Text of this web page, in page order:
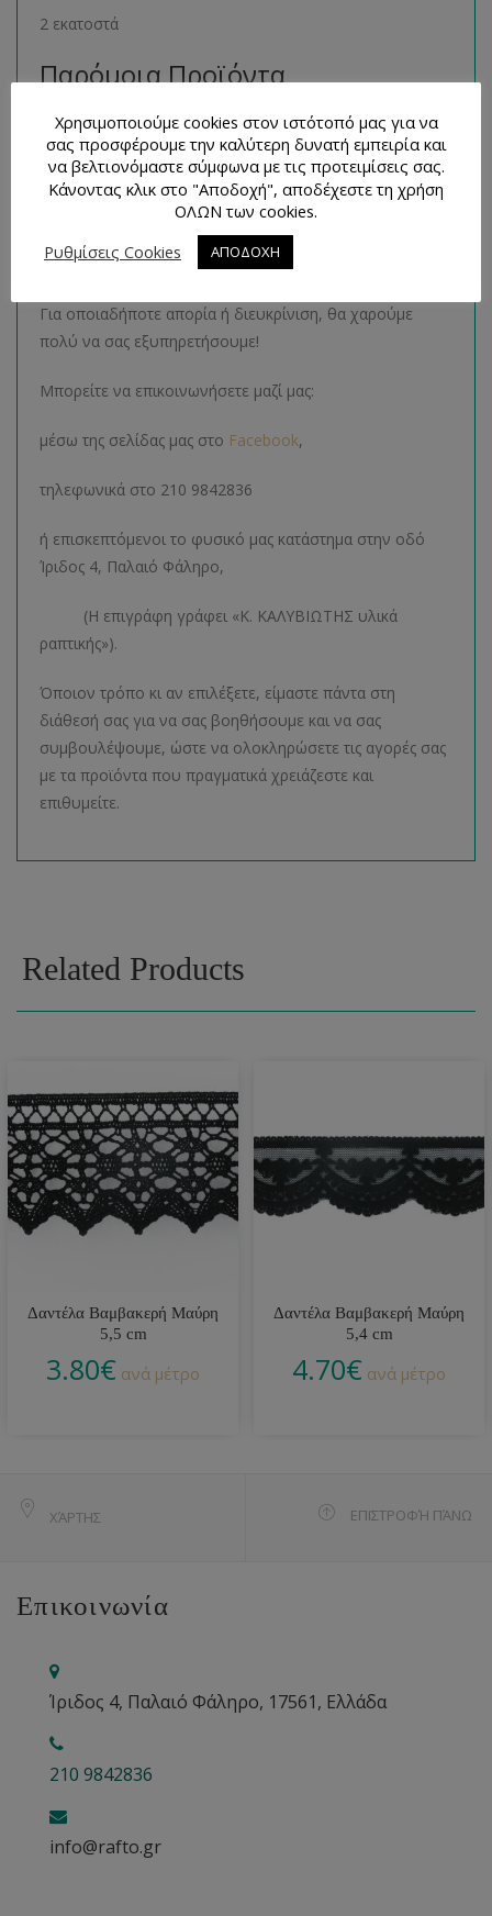
2 εκατοστά
Παρόμοια Προϊόντα
Μπορείτε να βρείτε πολλά παρόμοια προϊόντα της ίδιας
κατηγορίας στο ηλεκτρονικό μας κατάστημα
ακολουθώντας τον σύνδεσμο
εδώ
Τρόποι Επικοινωνίας και
Απορίες
Για οποιαδήποτε απορία ή διευκρίνιση, θα χαρούμε
πολύ να σας εξυπηρετήσουμε!
Μπορείτε να επικοινωνήσετε μαζί μας:
μέσω της σελίδας μας στο Facebook,
τηλεφωνικά στο 210 9842836
ή επισκεπτόμενοι το φυσικό μας κατάστημα στην οδό
Ίριδος 4, Παλαιό Φάληρο,
(Η επιγράφη γράφει «Κ. ΚΑΛΥΒΙΩΤΗΣ υλικά
ραπτικής»).
Όποιον τρόπο κι αν επιλέξετε, είμαστε πάντα στη
διάθεσή σας για να σας βοηθήσουμε και να σας
συμβουλέψουμε, ώστε να ολοκληρώσετε τις αγορές σας
με τα προϊόντα που πραγματικά χρειάζεστε και
επιθυμείτε.
Related Products
Δαντέλα Βαμβακερή Μαύρη
5,5 cm
3.80€ ανά μέτρο
Δαντέλα Βαμβακερή Μαύρη
5,4 cm
4.70€ ανά μέτρο
ΧΆΡΤΗΣ ΕΠΙΣΤΡΟΦΉ ΠΆΝΩ
Επικοινωνία
Ίριδος 4, Παλαιό Φάληρο, 17561, Ελλάδα
210 9842836
info@rafto.gr
Χρησιμοποιούμε cookies στον ιστότοπό μας για να
σας προσφέρουμε την καλύτερη δυνατή εμπειρία και
να βελτιονόμαστε σύμφωνα με τις προτειμίσεις σας.
Κάνοντας κλικ στο "Αποδοχή", αποδέχεστε τη χρήση
ΟΛΩΝ των cookies.
Ρυθμίσεις Cookies
ΑΠΟΔΟΧΗ